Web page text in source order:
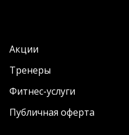
Акции
Тренеры
Фитнес-услуги
Публичная оферта